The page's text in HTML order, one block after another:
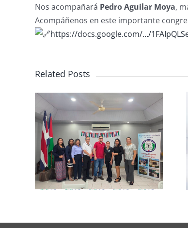
Nos acompañará Pedro Aguilar Moya,
Acompáñenos en este importante
https://docs.google.com/…/
Related Posts
Club de Ajedrez